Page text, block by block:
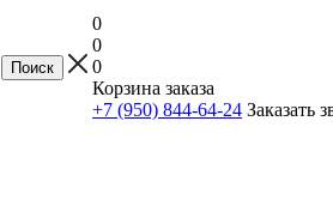
0
0
0
Корзина заказа
+7 (950) 844-64-24 Заказать